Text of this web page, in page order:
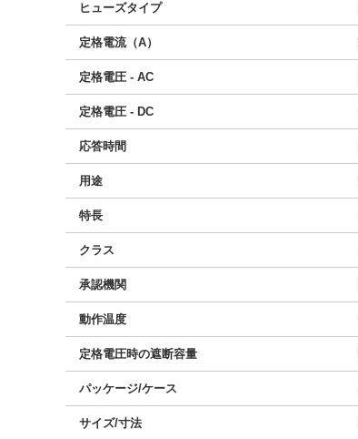
ヒューズタイプ
定格電流（A）
定格電圧 - AC
定格電圧 - DC
応答時間
用途
特長
クラス
承認機関
動作温度
定格電圧時の遮断容量
パッケージ/ケース
サイズ/寸法